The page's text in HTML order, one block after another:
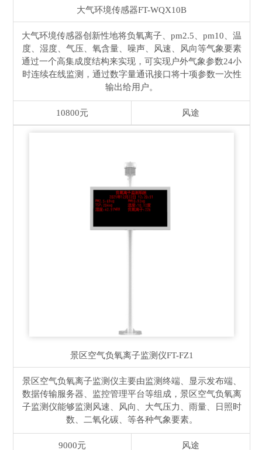
大气环境传感器FT-WQX10B
大气环境传感器创新性地将负氧离子、pm2.5、pm10、温
度、湿度、气压、氧含量、噪声、风速、风向等气象要素
通过一个高集成度结构来实现，可实现户外气象参数24小
时连续在线监测，通过数字量通讯接口将十项参数一次性
输出给用户。
10800元 风途
景区空气负氧离子监测仪FT-FZ1
景区空气负氧离子监测仪主要由监测终端、显示发布端、
数据传输服务器、监控管理平台等组成，景区空气负氧离
子监测仪能够监测风速、风向、大气压力、雨量、日照时
数、二氧化碳、等各种气象要素。
9000元 风途